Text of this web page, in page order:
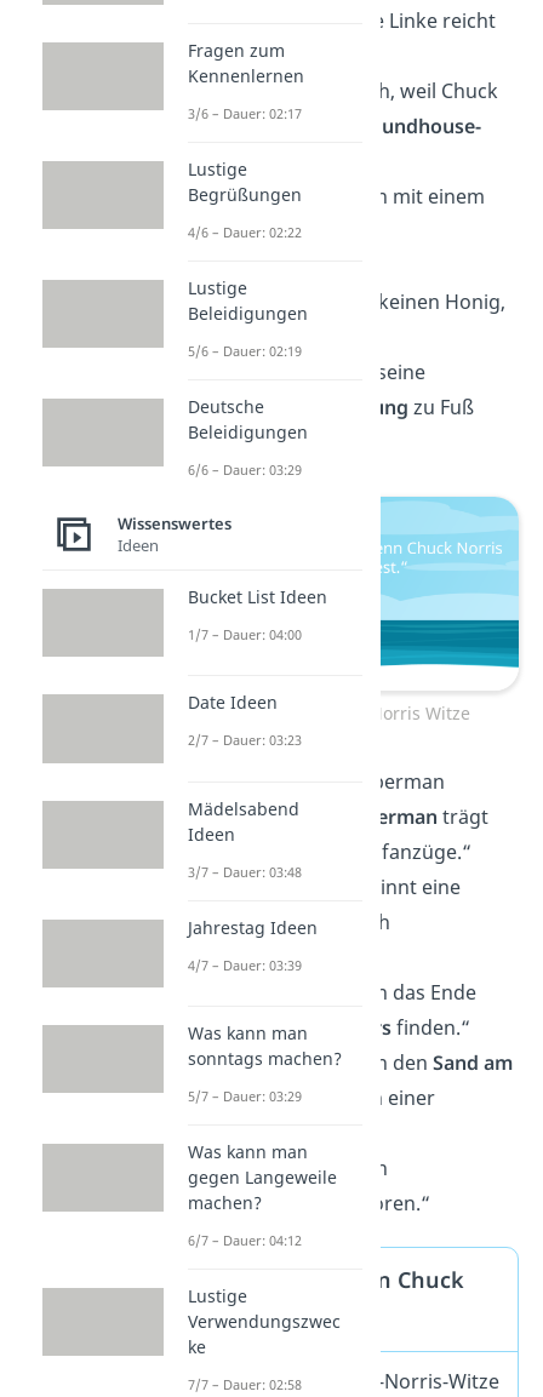
, seine Linke reicht
ihm völlig aus.“
„Die Welt dreht sich, weil Chuck
Norris ihr einen
Roundhouse-
Kick
„Chuck Norris kann mit einem
Brotein Messer
„Chuck Norris isst keinen Honig,
„Chuck Norris hat seine
Führerscheinprüfung zu Fuß
bestanden.“
Die besten Chuck Norris Witze
„Kinder tragen Superman
Schlafanzüge.
Superman trägt
Chuck Norris Schlafanzüge.“
„Chuck Norris gewinnt eine
Schlägerei— durch
Augenkontakt.“
„Chuck Norris kann das Ende
einesKreisverkehrsfinden.“
„Chuck Norris kann denSand am
Strandzählen — in einer
„Chuck Norris kann
Zeichensprache
hören.“
Wie kam es zu den Chuck
Norris Witzen?
Die typischen Chuck‑Norris‑Witze
Fragen zum
Kennenlernen
3/6 – Dauer: 02:17
Lustige
Begrüßungen
4/6 – Dauer: 02:22
Lustige
Beleidigungen
5/6 – Dauer: 02:19
Deutsche
Beleidigungen
6/6 – Dauer: 03:29
Wissenswertes
Ideen
Bucket List Ideen
1/7 – Dauer: 04:00
Date Ideen
2/7 – Dauer: 03:23
Mädelsabend
Ideen
3/7 – Dauer: 03:48
Jahrestag Ideen
4/7 – Dauer: 03:39
Was kann man
sonntags machen?
5/7 – Dauer: 03:29
Was kann man
gegen Langeweile
machen?
6/7 – Dauer: 04:12
Lustige
Verwendungszwec
ke
7/7 – Dauer: 02:58